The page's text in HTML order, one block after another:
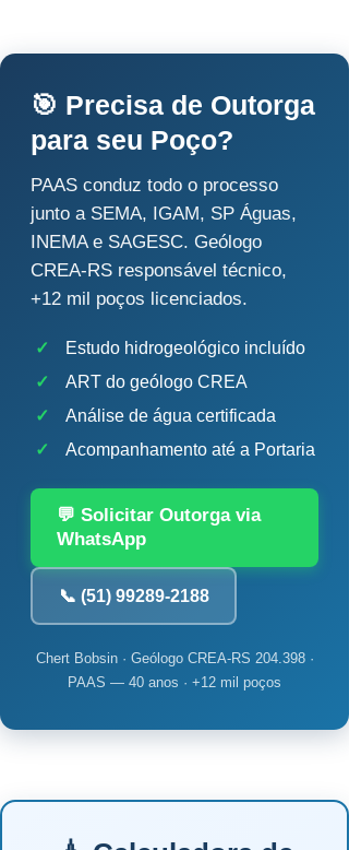
🎯 Precisa de Outorga
para seu Poço?
PAAS conduz todo o processo
junto a SEMA, IGAM, SP Águas,
INEMA e SAGESC. Geólogo
CREA-RS responsável técnico,
+12 mil poços licenciados.
✓
Estudo hidrogeológico incluído
✓
ART do geólogo CREA
✓
Análise de água certificada
✓
Acompanhamento até a Portaria
💬 Solicitar Outorga via
WhatsApp
📞 (51) 99289-2188
Chert Bobsin · Geólogo CREA-RS 204.398 ·
PAAS — 40 anos · +12 mil poços